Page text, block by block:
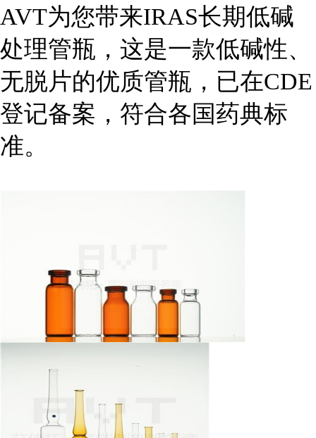
AVT为您带来IRAS长期低碱
处理管瓶，这是一款低碱性、
无脱片的优质管瓶，已在CDE
登记备案，符合各国药典标
准。